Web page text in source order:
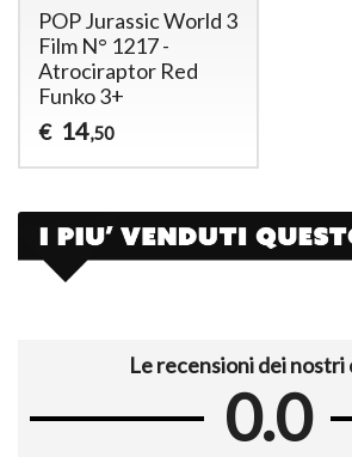
POP Jurassic World 3
Film N° 1217 -
Atrociraptor Red
Funko 3+
€ 14,50
Le recensioni dei nostri
0.0